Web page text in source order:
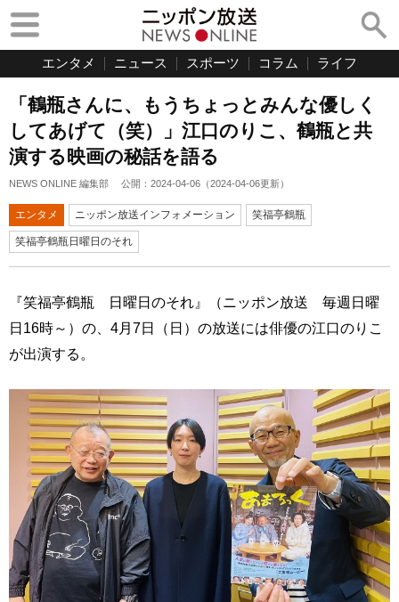
エンタメ ニュース スポーツ コラム ライフ
「鶴瓶さんに、もうちょっとみんな優しく
してあげて（笑）」江口のりこ、鶴瓶と共
演する映画の秘話を語る
NEWS ONLINE 編集部 公開： 2024-04-06 （2024-04-06更新）
エンタメ ニッポン放送インフォメーション 笑福亭鶴瓶
笑福亭鶴瓶日曜日のそれ
『笑福亭鶴瓶 日曜日のそれ』（ニッポン放送 毎週日曜
日16時～）の、4月7日（日）の放送には俳優の江口のりこ
が出演する。